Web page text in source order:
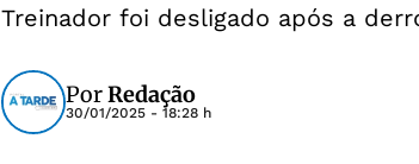
Treinador foi desligado após a
PorRedação
30/01/2025 - 18:28 h